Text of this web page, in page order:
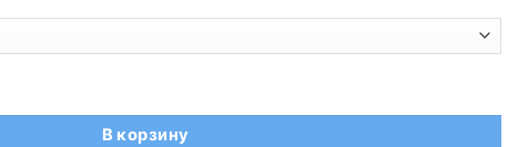
В корзину